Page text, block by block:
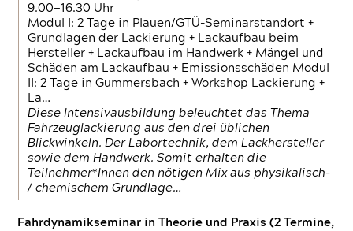
9.00—16.30 Uhr
Modul I: 2 Tage in Plauen/GTÜ-Seminarstandort +
Grundlagen der Lackierung + Lackaufbau beim
Hersteller + Lackaufbau im Handwerk + Mängel und
Schäden am Lackaufbau + Emissionsschäden Modul
II: 2 Tage in Gummersbach + Workshop Lackierung +
La…
Diese Intensivausbildung beleuchtet das Thema
Fahrzeuglackierung aus den drei üblichen
Blickwinkeln. Der Labortechnik, dem Lackhersteller
sowie dem Handwerk. Somit erhalten die
Teilnehmer*Innen den nötigen Mix aus physikalisch-
/ chemischem Grundlage…
Fahrdynamikseminar in Theorie und Praxis (2 Termine,